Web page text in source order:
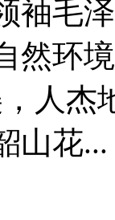
袖毛
然环
人杰
山花...